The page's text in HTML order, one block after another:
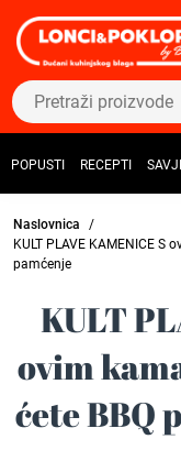
POPUSTI RECEPTI
Naslovnica
KULT PLAVE KAMENICE
pamćenje
KULT
ovim
ćete BBQ